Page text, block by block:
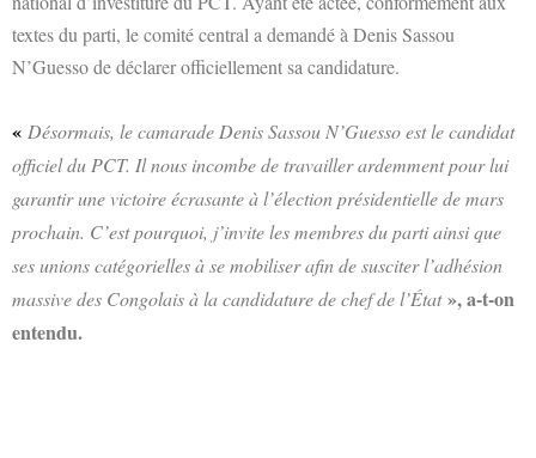
textes du parti, le comité central a demandé à Denis Sassou
N’Guesso de déclarer officiellement sa candidature.
« Désormais, le camarade Denis Sassou N’Guesso est le candidat
officiel du PCT. Il nous incombe de travailler ardemment pour lui
garantir une victoire écrasante à l’élection présidentielle de mars
prochain. C’est pourquoi, j’invite les membres du parti ainsi que
ses unions catégorielles à se mobiliser afin de susciter l’adhésion
massive des Congolais à la candidature de chef del’État », a-t-on
entendu.